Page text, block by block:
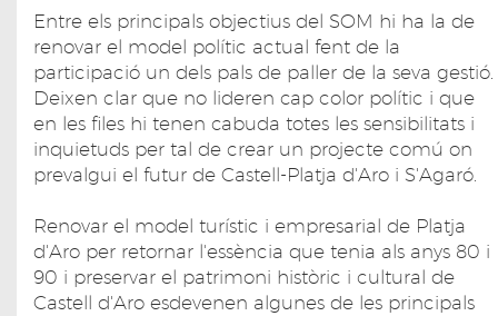
Entre els principals objectius del SOM hi ha la de
renovar el model polític actual fent de la
participació un dels pals de paller de la seva gestió.
Deixen clar que no lideren cap color polític i que
en les files hi tenen cabuda totes les sensibilitats i
inquietuds per tal de crear un projecte comú on
prevalgui el futur de Castell-Platja d'Aro i S'Agaró.
Renovar el model turístic i empresarial de Platja
d'Aro per retornar l'essència que tenia als anys 80 i
90 i preservar el patrimoni històric i cultural de
Castell d'Aro esdevenen algunes de les principals